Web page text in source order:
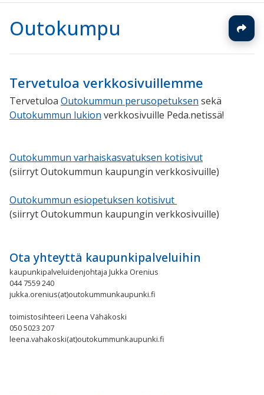
Outokumpu
Tervetuloa verkkosivuillemme
Tervetuloa Outokummun perusopetuksen sekä
Outokummun lukion verkkosivuille Peda.netissä!
Outokummun varhaiskasvatuksen kotisivut
(siirryt Outokummun kaupungin verkkosivuille)
Outokummun esiopetuksen kotisivut
(siirryt Outokummun kaupungin verkkosivuille)
Ota yhteyttä kaupunkipalveluihin
kaupunkipalveluidenjohtaja Jukka Orenius
044 7559 240
jukka.orenius(at)outokummunkaupunki.fi
toimistosihteeri Leena Vähäkoski
050 5023 207
leena.vahakoski(at)outokummunkaupunki.fi